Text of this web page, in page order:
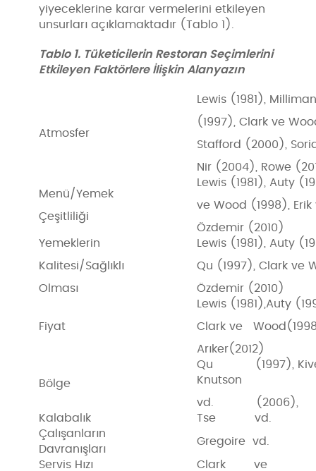
yiyeceklerine karar vermelerini etkileyen
unsurları açıklamaktadır (Tablo 1).
Tablo 1. Tüketicilerin Restoran Seçimlerini
Etkileyen Faktörlere İlişkin Alanyazın
Atmosfer
Lewis (1981),
(1997), Clark ve
Stafford (2000),
Nir (2004), Rowe
Menü/Yemek
Çeşitliliği
Lewis (1981),
ve Wood (1998),
Özdemir (2010)
Yemeklerin
Kalitesi/Sağlıklı
Olması
Lewis (1981), Auty
Qu (1997), Clark ve
Özdemir (2010)
Fiyat
Lewis (1981),Auty
Clark ve
Arıker(2012)
Bölge
Qu (1997), Kivela
Knutson
vd. (2006),
Kalabalık
Tse vd.
Çalışanların
Davranışları
Gregoire vd.
Servis Hızı
Clark ve